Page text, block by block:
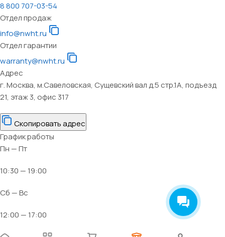
8 800 707-03-54
Отдел продаж
info@nwht.ru
Отдел гарантии
warranty@nwht.ru
Адрес
г. Москва, м.Савеловская, Сущевский вал д.5 стр.1А, подъезд
21, этаж 3, офис 317
Скопировать адрес
График работы
Пн — Пт
10:30 — 19:00
Сб — Вс
12:00 — 17:00